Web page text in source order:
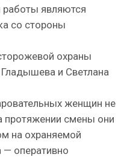
работы являются
со стороны
охраны
и Светлана
женщин не
протяжении смены они
на охраняемой
— оперативно